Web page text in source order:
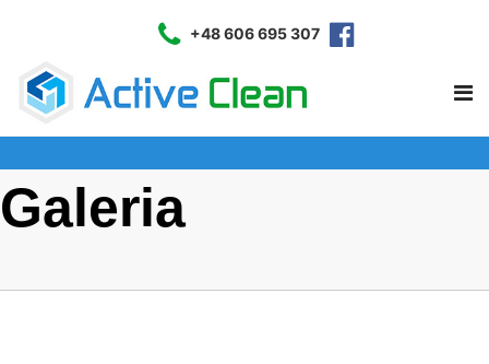
+48 606 695 307
Galeria